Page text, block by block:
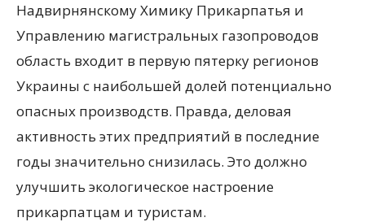
Надвирнянскому Химику Прикарпатья и
Управлению магистральных газопроводов
область входит в первую пятерку регионов
Украины с наибольшей долей потенциально
опасных производств. Правда, деловая
активность этих предприятий в последние
годы значительно снизилась. Это должно
улучшить экологическое настроение
прикарпатцам и туристам.